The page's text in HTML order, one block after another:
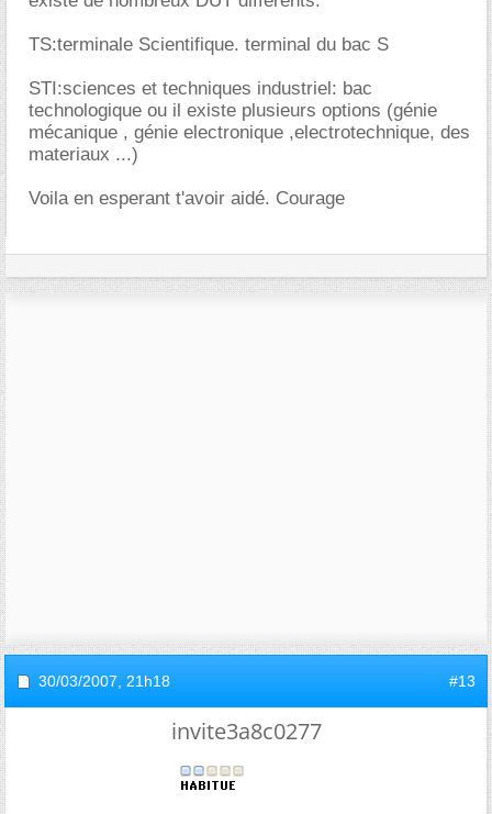
TS:terminale Scientifique. terminal du bac S
STI:sciences et techniques industriel: bac
technologique ou il existe plusieurs options (génie
mécanique , génie electronique ,electrotechnique, des
materiaux ...)
Voila en esperant t'avoir aidé. Courage
30/03/2007, 21h18 #13
invite3a8c0277